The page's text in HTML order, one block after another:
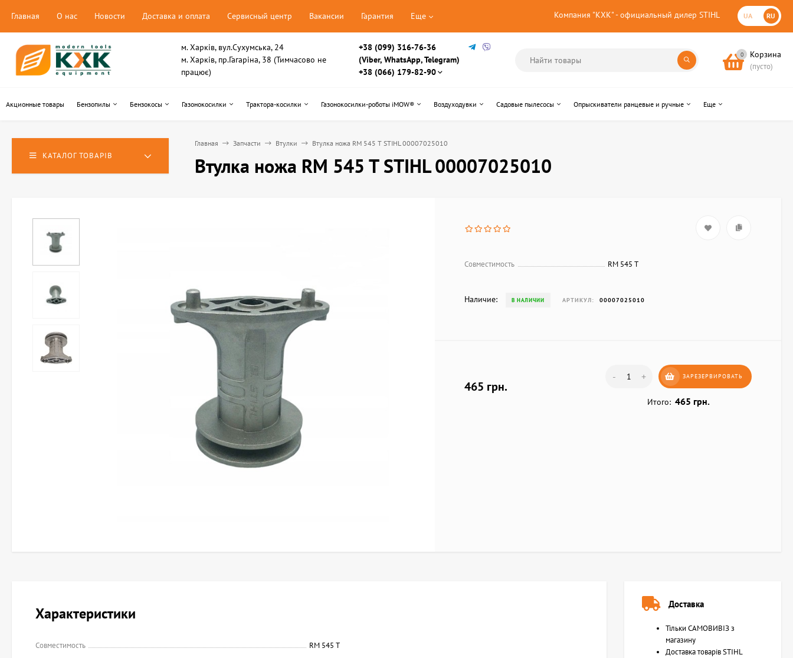
Компания "КХК" - официальный дилер STIHL UA RU
Главная О нас Новости Доставка и оплата Сервисный центр Вакансии Гарантия Еще
м. Харків, вул.Сухумська, 24
м. Харків, пр.Гагаріна, 38 (Тимчасово не
працює)
+38 (099) 316-76-36
(Viber, WhatsApp, Telegram)
+38 (066) 179-82-90
0 Корзина
(пусто)
Акционные товары Бензопилы Бензокосы Газонокосилки Трактора-косилки Газонокосилки-роботы iMOW® Воздуходувки Садовые пылесосы Опрыскиватели ранцевые и ручные Еще
КАТАЛОГ ТОВАРІВ
Главная Запчасти Втулки Втулка ножа RM 545 T STIHL 00007025010
Втулка ножа RM 545 T STIHL 00007025010
Совместимость RM 545 T
Наличие: В НАЛИЧИИ АРТИКУЛ: 00007025010
465 грн.
- + ЗАРЕЗЕРВИРОВАТЬ
Итого: 465 грн.
Характеристики
Совместимость RM 545 T
Доставка
Тільки САМОВИВІЗ з
магазину
Доставка товарів STIHL